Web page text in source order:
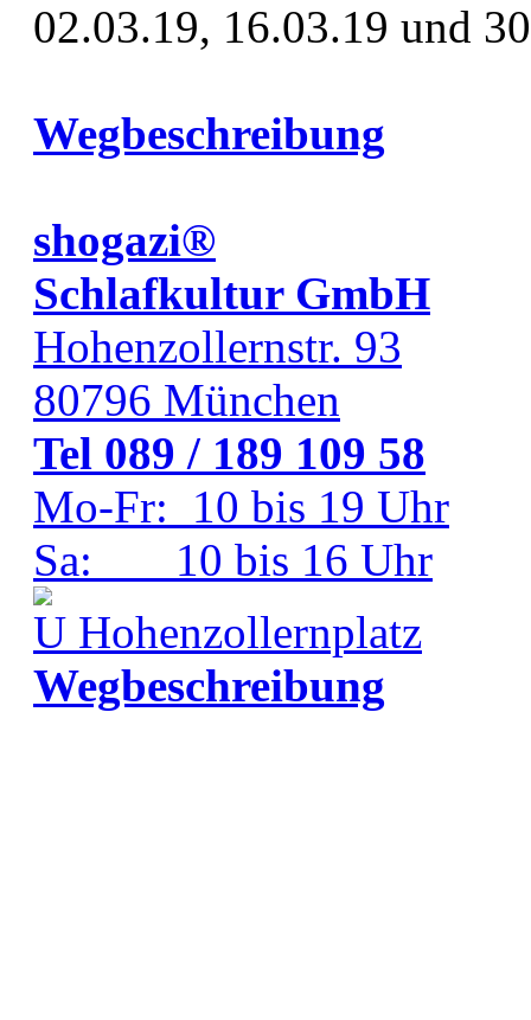
02.03.19, 16.03.19 und
Wegbeschreibung
shogazi®
Schlafkultur GmbH
Hohenzollernstr. 93
80796 München
Tel 089 / 189 109 58
Mo-Fr: 10 bis 19 Uhr
Sa: 10 bis 16 Uhr
Hohenzollernplatz
Wegbeschreibung